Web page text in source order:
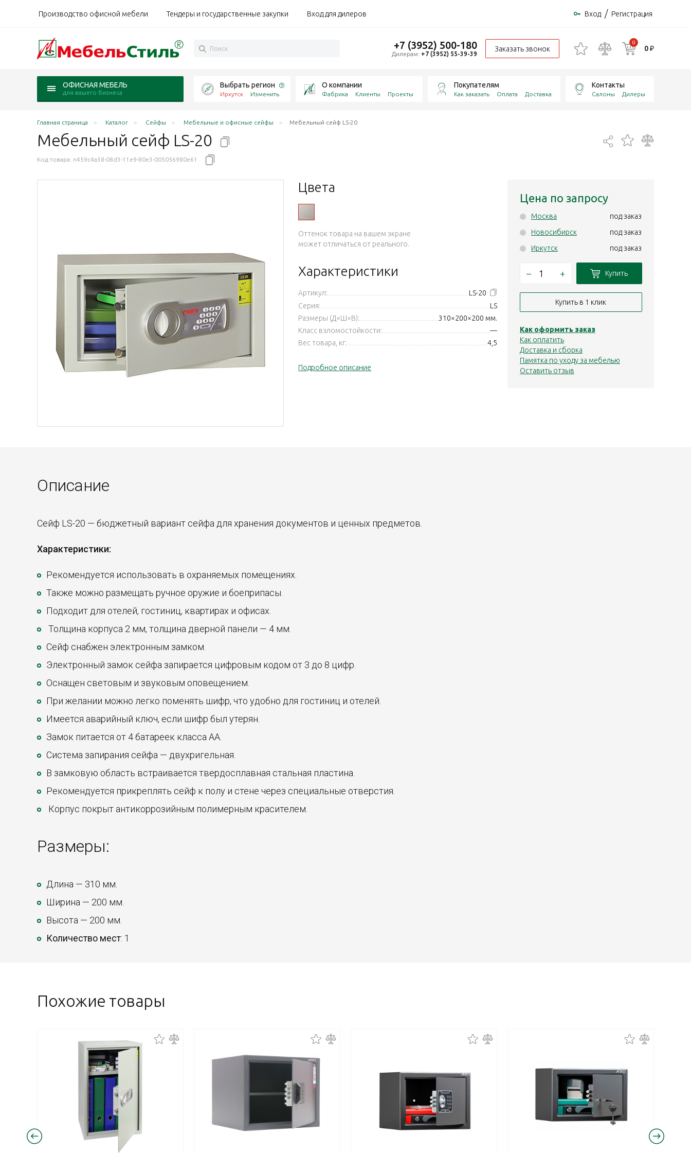
Производство офисной мебели Тендеры и государственные закупки Вход для дилеров Вход / Регистрация
+7 (3952) 500-180
Дилерам: +7 (3952) 55-39-39
Заказать звонок
0
0 ₽
ОФИСНАЯ МЕБЕЛЬ
для вашего бизнеса
Выбрать регион
Иркутск Изменить
О компании
Фабрика Клиенты Проекты
Покупателям
Как заказать Оплата Доставка
Контакты
Салоны Дилеры
Главная страница Каталог Сейфы Мебельные и офисные сейфы Мебельный сейф LS-20
Мебельный сейф LS-20
Код товара: n459c4a38-08d3-11e9-80e3-005056980e61
Цвета
Оттенок товара на вашем экране
может отличаться от реального.
Характеристики
Артикул:
LS-20
Серия:
LS
Размеры (Д×Ш×В):
310×200×200 мм.
Класс взломостойкости:
—
Вес товара, кг:
4,5
Подробное описание
Цена по запросу
Москва
под заказ
Новосибирск
под заказ
Иркутск
под заказ
– + Купить
Купить в 1 клик
Как оформить заказ
Как оплатить
Доставка и сборка
Памятка по уходу за мебелью
Оставить отзыв
Описание
Сейф LS-20 — бюджетный вариант сейфа для хранения документов и ценных предметов.
Характеристики:
Рекомендуется использовать в охраняемых помещениях.
Также можно размещать ручное оружие и боеприпасы.
Подходит для отелей, гостиниц, квартирах и офисах.
Толщина корпуса 2 мм, толщина дверной панели — 4 мм.
Сейф снабжен электронным замком.
Электронный замок сейфа запирается цифровым кодом от 3 до 8 цифр.
Оснащен световым и звуковым оповещением.
При желании можно легко поменять шифр, что удобно для гостиниц и отелей.
Имеется аварийный ключ, если шифр был утерян.
Замок питается от 4 батареек класса АА.
Система запирания сейфа — двухригельная.
В замковую область встраивается твердосплавная стальная пластина.
Рекомендуется прикреплять сейф к полу и стене через специальные отверстия.
Корпус покрыт антикоррозийным полимерным красителем.
Размеры:
Длина — 310 мм.
Ширина — 200 мм.
Высота — 200 мм.
Количество мест: 1
Похожие товары